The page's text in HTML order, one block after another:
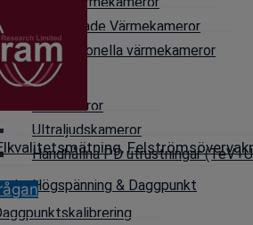
Avancerade Värmekameror
Professionella värmekameror
mätning
IR-Kameror
Ultraljudskameror
Handhållna PD utrustningar
Högspänning & Daggpunkt
,